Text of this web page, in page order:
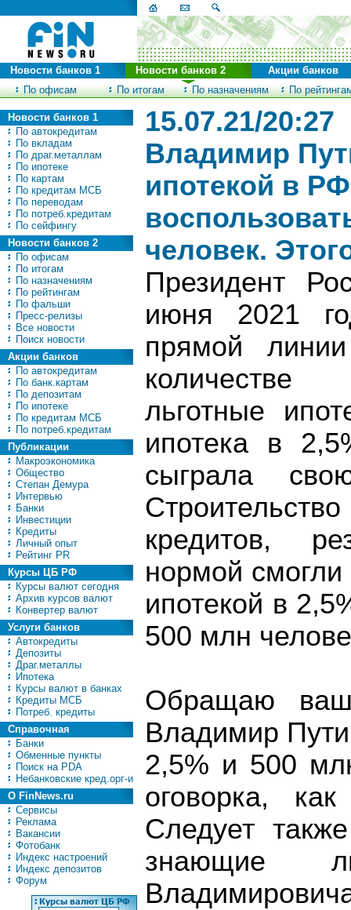
По офисам По итогам По назначениям По
Новости банков 1 Новости банков 2 Акции банков
Новости банков 1
По автокредитам
По вкладам
По драг.металлам
По ипотеке
По картам
По кредитам МСБ
По переводам
По потреб.кредитам
По сейфингу
Новости банков 2
По офисам
По итогам
По назначениям
По рейтингам
По фальши
Пресс-релизы
Все новости
Поиск новости
Акции банков
По автокредитам
По банк.картам
По депозитам
По ипотеке
По кредитам МСБ
По потреб.кредитам
Публикации
Макроэкономика
Общество
Степан Демура
Интервью
Банки
Инвестиции
Кредиты
Личный опыт
Рейтинг PR
Курсы ЦБ РФ
Курсы валют сегодня
Архив курсов валют
Конвертер валют
Услуги банков
Автокредиты
Депозиты
Драг.металлы
Ипотека
Курсы валют в банках
Кредиты МСБ
Потреб. кредиты
Справочная
Банки
Обменные пункты
Поиск на PDA
Небанковские кред.орг-и
О FinNews.ru
Сервисы
Реклама
Вакансии
Фотобанк
Индекс настроений
Индекс депозитов
Форум
15.07.21/20:27
Владимир
ипотекой в
человек.
Президент
июня 2021
прямой
льготные
ипотека в
сыграла
кредитов,
нормой смогли
ипотекой в
500 млн
Обращаю
Владимир
2,5% и 500
оговорка,
Следует
знающие